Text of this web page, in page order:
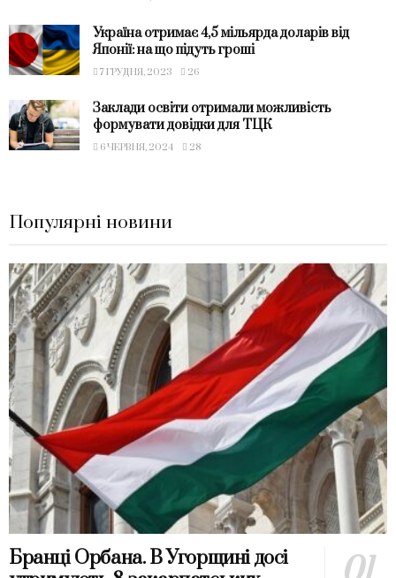
Україна отримає 4,5 мільярда доларів від
Японії: на що підуть гроші
7 ГРУДНЯ, 2023 26
Заклади освіти отримали можливість
формувати довідки для ТЦК
6 ЧЕРВНЯ, 2024 28
Популярні новини
Бранці Орбана. В Угорщині досі